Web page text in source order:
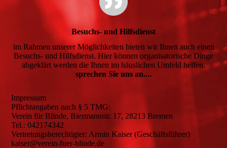
Besuchs- und Hilfsdienst
im Rahmen unserer Möglichkeiten bieten wir Ihnen auch einen
Besuchs- und Hilfsdienst. Hier können organisatorische Dinge
abgeklärt werden die Ihnen im häuslichen Umfeld helfen.
sprechen Sie uns an....
Impressum
Pflichtangaben nach § 5 TMG:
Verein für Blinde, Biermannstr. 17, 28213 Bremen
Tel.: 042174342
Vertretungsberechtigter: Armin Kaiser (Geschäftsführer)
kaiser@verein-fuer-blinde.de